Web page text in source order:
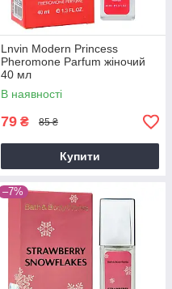
Lnvin Modern Princess
Pheromone Parfum жіночий
40 мл
В наявності
79 ₴ 85 ₴
Купити
–7%